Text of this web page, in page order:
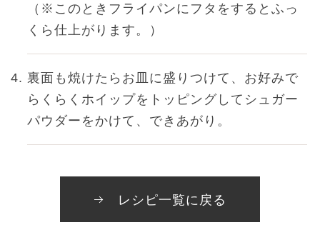
（※このときフライパンにフタをするとふっ
くら仕上がります。）
裏面も焼けたらお皿に盛りつけて、お好みで
らくらくホイップをトッピングしてシュガー
パウダーをかけて、できあがり。
レシピ一覧に戻る